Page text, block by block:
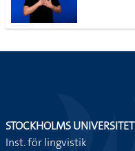
STOCKHOLMS UNIVERSITET
Inst. för lingvistik